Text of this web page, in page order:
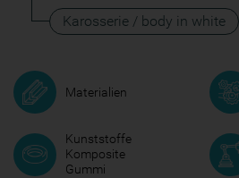
Karosserie / body in white
Materialien
Kunststoffe
Komposite
Gummi